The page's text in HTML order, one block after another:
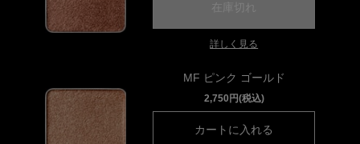
在庫切れ
詳しく見る
MF ピンク ゴールド
2,750円(税込)
カートに入れる